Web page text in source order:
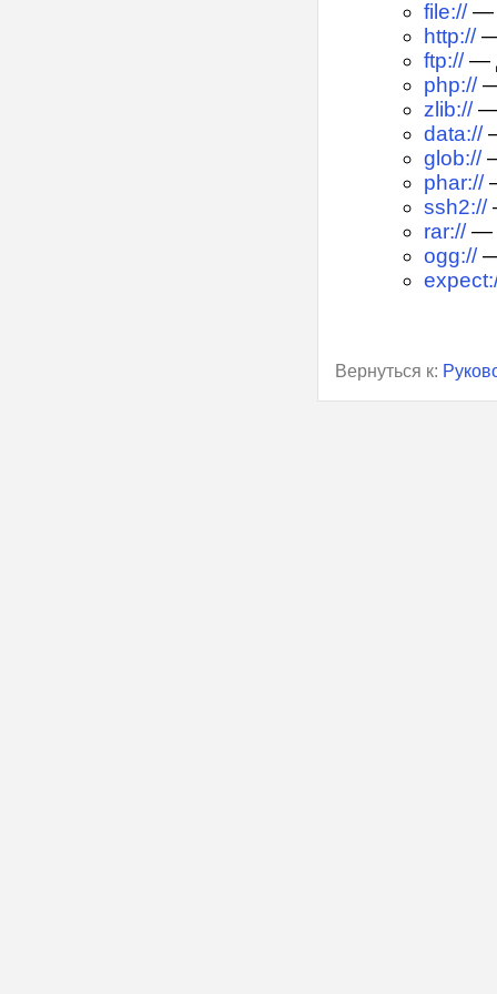
file://—
http://—
ftp://—
php://—
zlib://—
data://
glob://
phar://
ssh2://
rar://—
ogg://—
Вернуться к: